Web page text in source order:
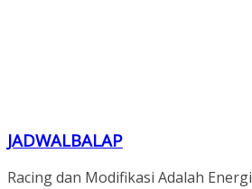
JADWALBALAP
Racing dan Modifikasi Adalah Energi